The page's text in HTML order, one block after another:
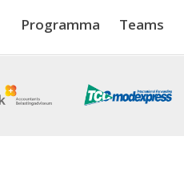
Programma Teams